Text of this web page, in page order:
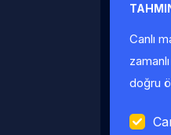
Canlı
doğru